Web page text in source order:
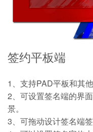
签约平板端
1、支持PAD平板和其
2、可设置签名端的界
景。
3、可拖动设计签名端